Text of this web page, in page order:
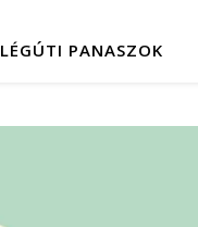
LÉGÚTI PANASZOK